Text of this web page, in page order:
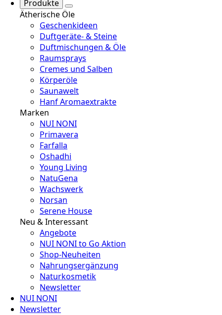
Produkte
Ätherische Öle
Geschenkideen
Duftgeräte- & Steine
Duftmischungen & Öle
Raumsprays
Cremes und Salben
Körperöle
Saunawelt
Hanf Aromaextrakte
Marken
NUI NONI
Primavera
Farfalla
Oshadhi
Young Living
NatuGena
Wachswerk
Norsan
Serene House
Neu & Interessant
Angebote
NUI NONI to Go Aktion
Shop-Neuheiten
Nahrungsergänzung
Naturkosmetik
Newsletter
NUI NONI
Newsletter